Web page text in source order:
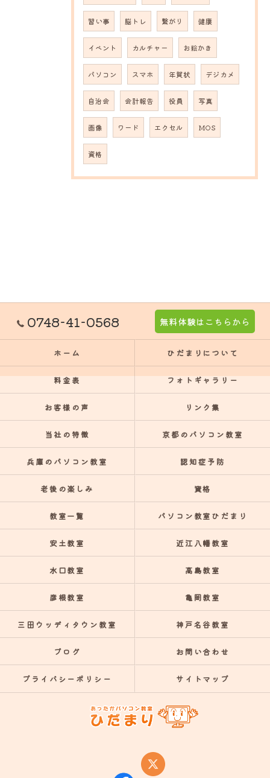
習い事 脳トレ 繋がり 健康
イベント カルチャー お絵かき
パソコン スマホ 年賀状 デジカメ
自治会 会計報告 役員 写真
画像 ワード エクセル MOS
資格
0748-41-0568 無料体験はこちらから
ホーム ひだまりについて
料金表 フォトギャラリー
お客様の声 リンク集
当社の特徴 京都のパソコン教室
兵庫のパソコン教室 認知症予防
老後の楽しみ 資格
教室一覧 パソコン教室ひだまり
安土教室 近江八幡教室
水口教室 高島教室
彦根教室 亀岡教室
三田ウッディタウン教室 神戸名谷教室
ブログ お問い合わせ
プライバシーポリシー サイトマップ